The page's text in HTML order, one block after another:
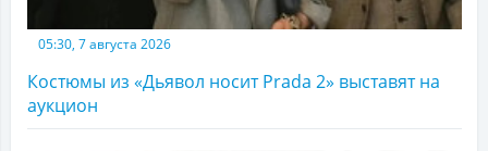
05:30, 7 августа 2026
Костюмы из «Дьявол носит Prada 2» выставят на
аукцион